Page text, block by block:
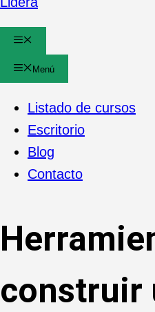
Menú
Listado de cursos
Escritorio
Blog
Contacto
construir